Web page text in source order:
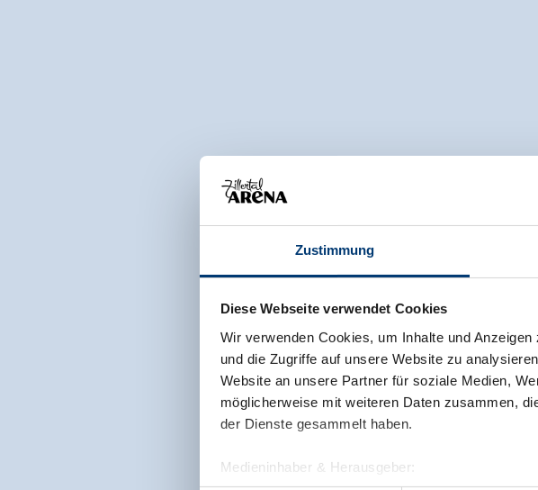
Zustimmung
Diese Webseite verwendet Cookies
Wir verwenden Cookies, um Inhalte und
und die Zugriffe auf unsere Website zu
Website an unsere Partner für soziale Medien,
möglicherweise mit weiteren Daten zusammen,
der Dienste gesammelt haben.
Medieninhaber & Herausgeber: